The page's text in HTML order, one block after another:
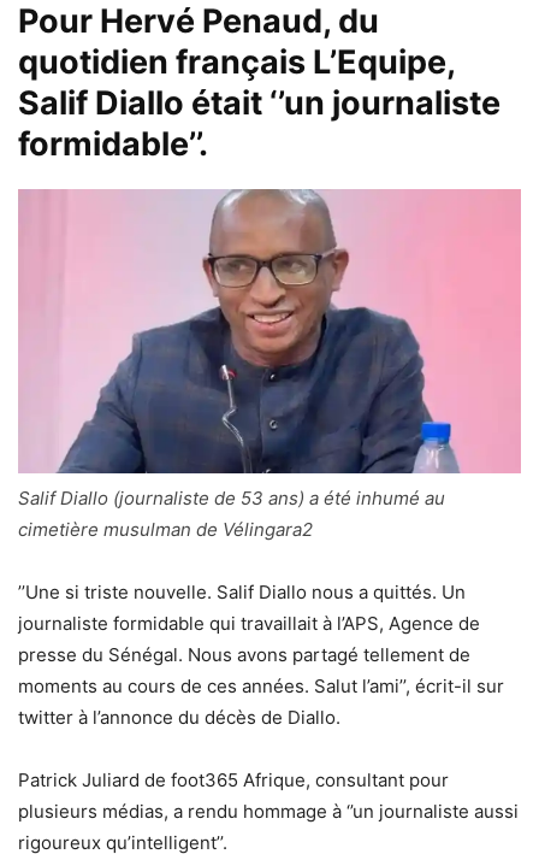
Pour Hervé Penaud, du
quotidien français L’Equipe,
Salif Diallo était ‘’un journaliste
formidable’’.
Salif Diallo (journaliste de 53 ans) a été inhumé au
cimetière musulman de Vélingara2
’’Une si triste nouvelle. Salif Diallo nous a quittés. Un
journaliste formidable qui travaillait à l’APS, Agence de
presse du Sénégal. Nous avons partagé tellement de
moments au cours de ces années. Salut l’ami’’, écrit-il sur
twitter à l’annonce du décès de Diallo.
Patrick Juliard de foot365 Afrique, consultant pour
plusieurs médias, a rendu hommage à ‘’un journaliste aussi
rigoureux qu’intelligent’’.